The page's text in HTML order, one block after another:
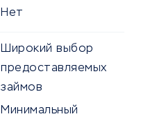
Нет
Широкий выбор
предоставляемых
займов
Минимальный